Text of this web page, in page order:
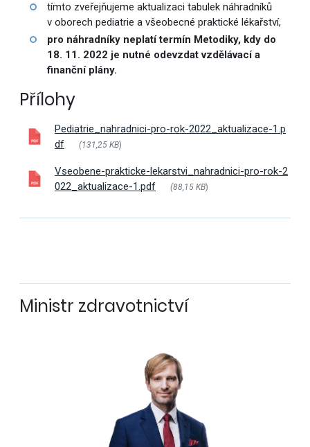
tímto zveřejňujeme aktualizaci tabulek náhradníků
v oborech pediatrie a všeobecné praktické lékařství,
pro náhradníky neplatí termín Metodiky, kdy do
18. 11. 2022 je nutné odevzdat vzdělávací a
finanční plány.
Přílohy
Pediatrie_nahradnici-pro-rok-2022_aktualizace-1.p
df
(131,25 KB)
Vseobene-prakticke-lekarstvi_nahradnici-pro-rok-2
022_aktualizace-1.pdf
(88,15 KB)
Ministr zdravotnictví